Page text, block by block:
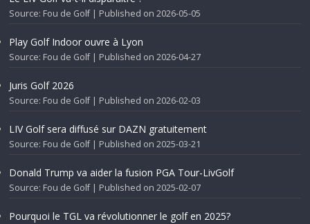
Source: Fou de Golf Published on 2026-05-05
Play Golf Indoor ouvre à Lyon
Source: Fou de Golf Published on 2026-04-27
Juris Golf 2026
Source: Fou de Golf Published on 2026-02-03
LIV Golf sera diffusé sur DAZN gratuitement
Source: Fou de Golf Published on 2025-03-21
Donald Trump va aider la fusion PGA Tour-LivGolf
Source: Fou de Golf Published on 2025-02-07
Pourquoi le TGL va révolutionner le golf en 2025?